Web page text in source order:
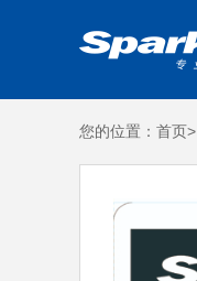
您的位置： 首页>